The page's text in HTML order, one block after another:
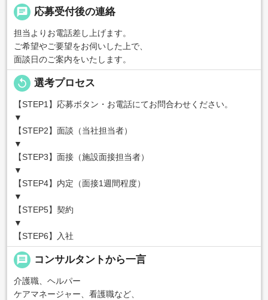
chat 応募受付後の連絡
担当よりお電話差し上げます。
ご希望やご要望をお伺いした上で、
面談日のご案内をいたします。
replay 選考プロセス
【STEP1】応募ボタン・お電話にてお問合わせください。
▼
【STEP2】面談（当社担当者）
▼
【STEP3】面接（施設面接担当者）
▼
【STEP4】内定（面接1週間程度）
▼
【STEP5】契約
▼
【STEP6】入社
message コンサルタントから一言
介護職、ヘルパー
ケアマネージャー、看護職など、